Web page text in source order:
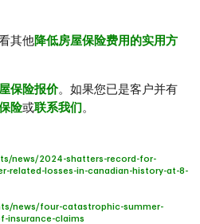
其他降低房屋保险费用的实用方
保险报价。如果您已是客户并有
险或联系我们 。
news/2024-shatters-record-for-
related-losses-in-canadian-history-at-8-
news/four-catastrophic-summer-
insurance-claims